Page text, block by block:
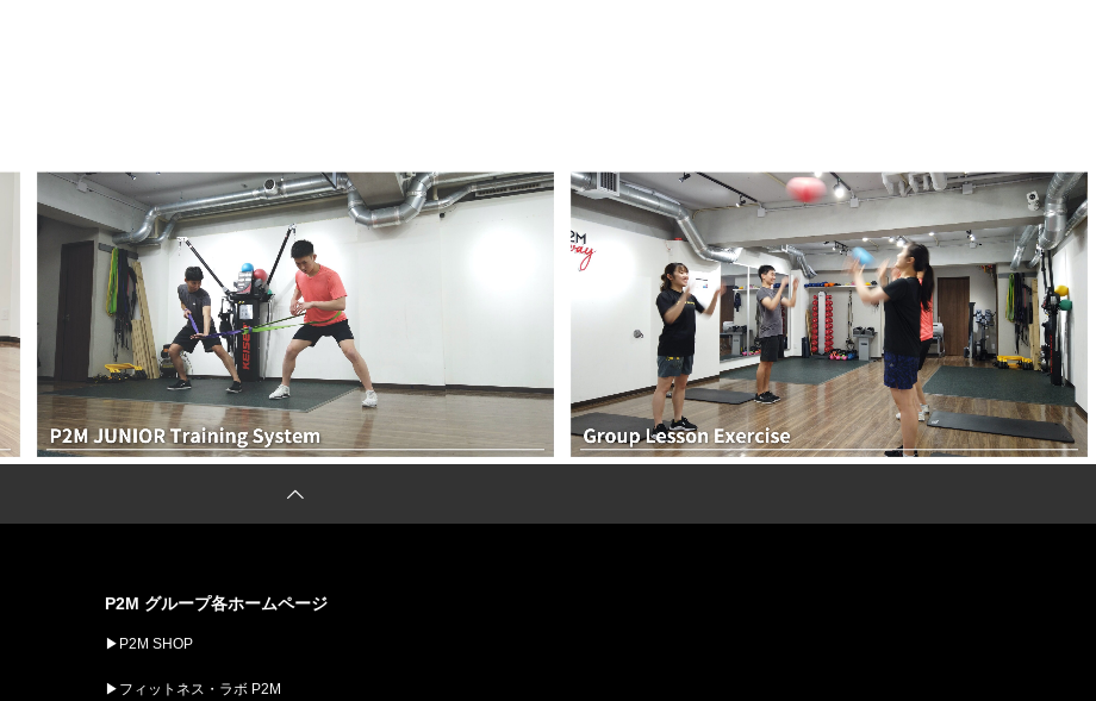
P2M グループ各ホームページ
▶︎P2M SHOP
▶︎フィットネス・ラボ P2M